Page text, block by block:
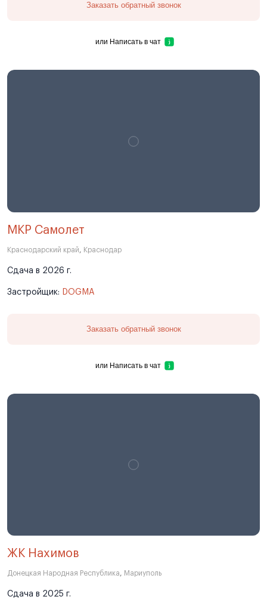
Заказать обратный звонок
или Написать в чат
МКР Самолет
Краснодарский край, Краснодар
Сдача в 2026 г.
Застройщик: DOGMA
Заказать обратный звонок
или Написать в чат
ЖК Нахимов
Донецкая Народная Республика, Мариуполь
Сдача в 2025 г.